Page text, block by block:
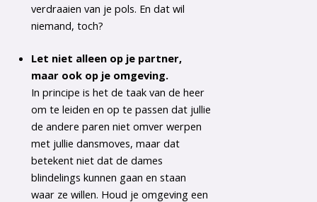
verdraaien van je pols. En dat wil
niemand, toch?
Let niet alleen op je partner,
maar ook op je omgeving.
In principe is het de taak van de heer
om te leiden en op te passen dat jullie
de andere paren niet omver werpen
met jullie dansmoves, maar dat
betekent niet dat de dames
blindelings kunnen gaan en staan
waar ze willen. Houd je omgeving een